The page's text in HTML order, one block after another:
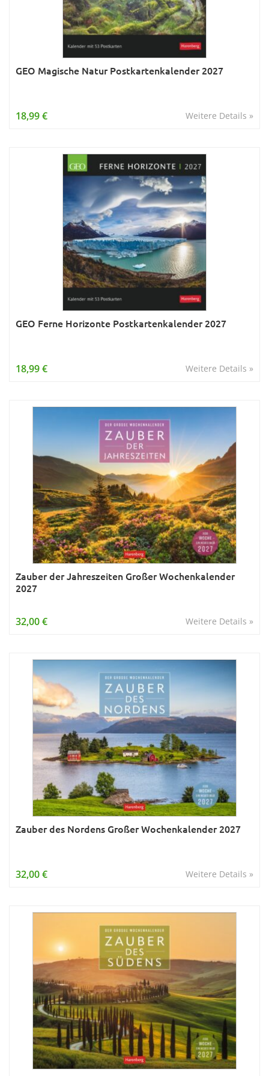
GEO Magische Natur Postkartenkalender 2027
Weitere Details »
18,99 €
GEO Ferne Horizonte Postkartenkalender 2027
Weitere Details »
18,99 €
Zauber der Jahreszeiten Großer Wochenkalender
2027
Weitere Details »
32,00 €
Zauber des Nordens Großer Wochenkalender 2027
Weitere Details »
32,00 €